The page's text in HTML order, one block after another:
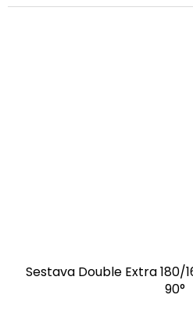
Sestava Double Extra 180/
90°